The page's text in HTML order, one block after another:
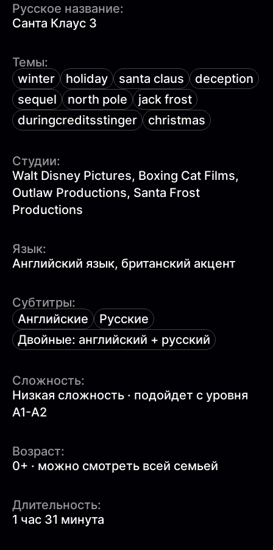
Русское название:
Санта Клаус 3
Темы:
winter
holiday santa claus
deception
sequel
north pole
jack frost
duringcreditsstinger
christmas
Студии:
Walt Disney Pictures, Boxing Cat Films,
Outlaw Productions, Santa Frost
Productions
Язык:
Английский язык, британский акцент
Субтитры:
Английские
Русские
Двойные: английский + русский
Сложность:
Низкая сложность · подойдет с уровня
A1-A2
Возраст:
0+ · можно смотреть всей семьей
Длительность:
1 час 31 минута